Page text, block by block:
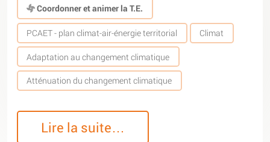
Coordonner et animer la T.E.
PCAET - plan climat-air-énergie territorial Climat
Adaptation au changement climatique
Atténuation du changement climatique
Lire la suite…